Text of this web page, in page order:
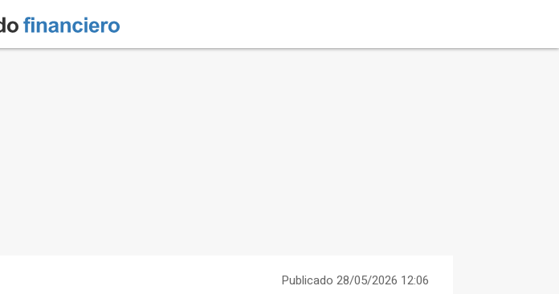
Publicado 28/05/2026 12:06